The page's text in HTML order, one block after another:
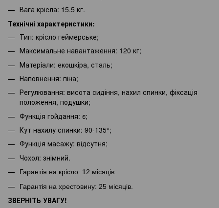
Вага крісла: 15.5 кг.
Технічні характеристики:
Тип: крісло геймерське;
Максимальне навантаження: 120 кг;
Матеріали: екошкіра, сталь;
Наповнення: піна;
Регулювання: висота сидіння, нахил спинки, фіксація
положення, подушки;
Функція гойдання: є;
Кут нахилу спинки: 90-135°;
Функція масажу: відсутня;
Чохол: знімний.
Гарантія на крісло: 12 місяців.
Гарантія на хрестовину: 25 місяців.
ЗВЕРНІТЬ УВАГУ!